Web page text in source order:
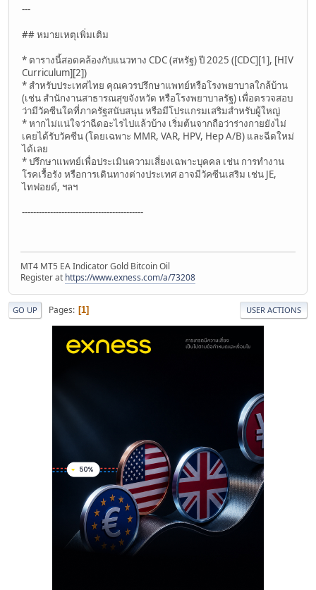
---
## หมายเหตุเพิ่มเติม
* ตารางนี้สอดคล้องกับแนวทาง CDC (สหรัฐ) ปี 2025 ([CDC][1], [HIV
Curriculum][2])
* สำหรับประเทศไทย คุณควรปรึกษาแพทย์หรือโรงพยาบาลใกล้บ้าน
(เช่น สำนักงานสาธารณสุขจังหวัด หรือโรงพยาบาลรัฐ) เพื่อตรวจสอบ
ว่ามีวัคซีนใดที่ภาครัฐสนับสนุน หรือมีโปรแกรมเสริมสำหรับผู้ใหญ่
* หากไม่แน่ใจว่าฉีดอะไรไปแล้วบ้าง เริ่มต้นจากถือว่าร่างกายยังไม่
เคยได้รับวัคซีน (โดยเฉพาะ MMR, VAR, HPV, Hep A/B) และฉีดใหม่
ได้เลย
* ปรึกษาแพทย์เพื่อประเมินความเสี่ยงเฉพาะบุคคล เช่น การทำงาน
โรคเรื้อรัง หรือการเดินทางต่างประเทศ อาจมีวัคซีนเสริม เช่น JE,
ไทฟอยด์, ฯลฯ
-------------------------------------------
MT4 MT5 EA Indicator Gold Bitcoin Oil
Register at https://www.exness.com/a/73208
GO UP Pages 1 USER ACTIONS